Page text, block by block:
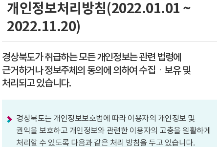
개인정보처리방침(2022.01.01 ~
2022.11.20)
경상북도가 취급하는 모든 개인정보는 관련 법령에
근거하거나 정보주체의 동의에 의하여 수집ㆍ보유 및
처리되고 있습니다.
경상북도는 개인정보보호법에 따라 이용자의 개인정보 및
권익을 보호하고 개인정보와 관련한 이용자의 고충을 원활하게
처리할 수 있도록 다음과 같은 처리 방침을 두고 있습니다.